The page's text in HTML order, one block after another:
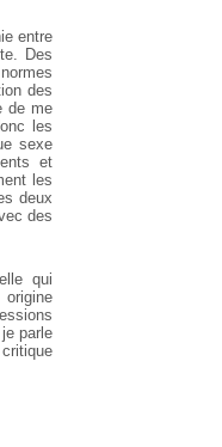
entre
Des
des
de me
les
sexe
et
les
deux
des
qui
je parle